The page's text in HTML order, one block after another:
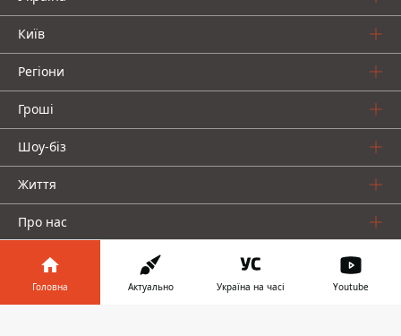
Київ
Регіони
Гроші
Шоу-біз
Життя
Про нас
Головна Актуально Україна на часі Youtube